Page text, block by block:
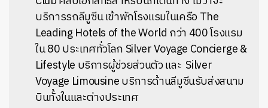
บริการรถลีมูซีน เข้าพักโรงแรมในเครือ The
Leading Hotels of the World กว่า 400 โรงแรม
ใน 80 ประเทศทั่วโลก Silver Voyage Concierge &
Lifestyle บริการผู้ช่วยส่วนตัว และ Silver
Voyage Limousine บริการด้านลีมูซีนรับส่งสนาม
บินทั้งในและต่างประเทศ